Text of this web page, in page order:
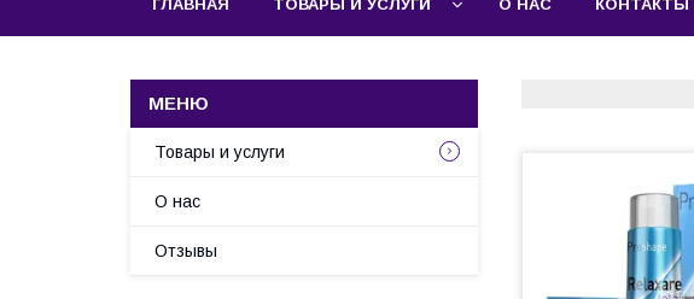
ГЛАВНАЯ ТОВАРЫ И УСЛУГИ О НАС КОНТАКТЫ
Товары и услуги
О нас
Отзывы